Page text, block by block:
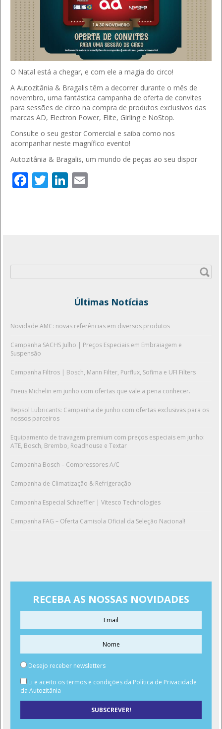
O Natal está a chegar, e com ele a magia do circo!
A Autozitânia & Bragalis têm a decorrer durante o mês de
novembro, uma fantástica campanha de oferta de convites
para sessões de circo na compra de produtos exclusivos das
marcas AD, Electron Power, Elite, Girling e NoStop.
Consulte o seu gestor Comercial e saiba como nos
acompanhar neste magnífico evento!
Autozitânia & Bragalis, um mundo de peças ao seu dispor
Facebook
TwitterLinkedIn
por:
Últimas Notícias
Novidade AMC: novas referências em diversos produtos
Campanha SACHS Julho | Preços Especiais em Embraiagem e
Suspensão
Campanha Filtros | Bosch, Mann Filter, Purflux, Sofima e UFI Filters
Pneus Michelin em junho com ofertas que vale a pena conhecer.
Repsol Lubricants: Campanha de junho com ofertas exclusivas para os
nossos parceiros
Equipamento de travagem premium com preços especiais em junho:
ATE, Bosch, Brembo, Roadhouse e Textar
Campanha Bosch – Compressores A/C
Campanha de Climatização & Refrigeração
Campanha Especial Schaeffler | Vitesco Technologies
Campanha FAG – Oferta Camisola Oficial da Seleção Nacional!
RECEBA AS NOSSAS NOVIDADES
Desejo receber newsletters
Li e aceito os termos e condições da Política de Privacidade
da Autozitânia